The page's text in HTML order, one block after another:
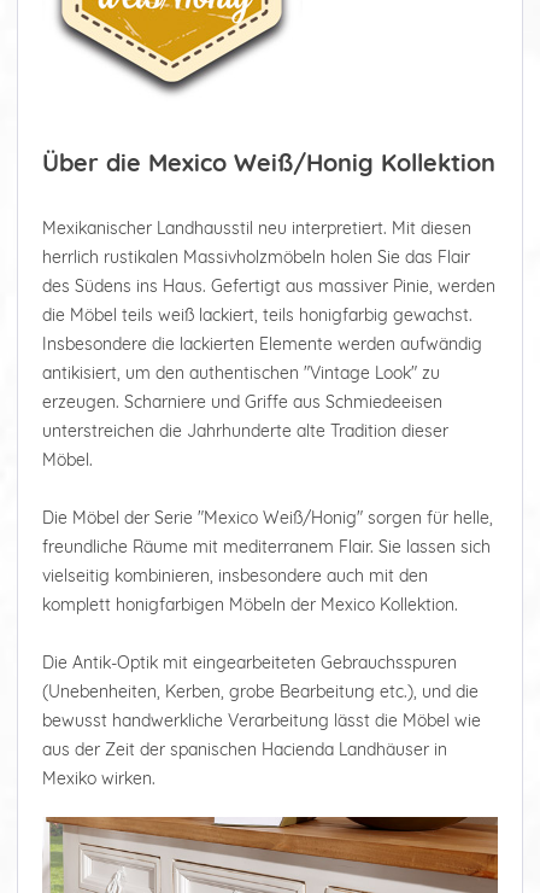
Über die Mexico Weiß/Honig Kollektion
Mexikanischer Landhausstil neu interpretiert. Mit diesen
herrlich rustikalen Massivholzmöbeln holen Sie das Flair
des Südens ins Haus. Gefertigt aus massiver Pinie, werden
die Möbel teils weiß lackiert, teils honigfarbig gewachst.
Insbesondere die lackierten Elemente werden aufwändig
antikisiert, um den authentischen "Vintage Look" zu
erzeugen. Scharniere und Griffe aus Schmiedeeisen
unterstreichen die Jahrhunderte alte Tradition dieser
Möbel.
Die Möbel der Serie "Mexico Weiß/Honig" sorgen für helle,
freundliche Räume mit mediterranem Flair. Sie lassen sich
vielseitig kombinieren, insbesondere auch mit den
komplett honigfarbigen Möbeln der Mexico Kollektion.
Die Antik-Optik mit eingearbeiteten Gebrauchsspuren
(Unebenheiten, Kerben, grobe Bearbeitung etc.), und die
bewusst handwerkliche Verarbeitung lässt die Möbel wie
aus der Zeit der spanischen Hacienda Landhäuser in
Mexiko wirken.